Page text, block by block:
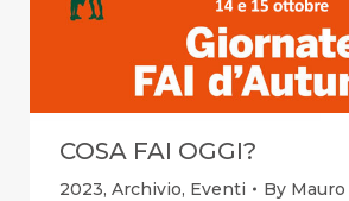
COSA FAI OGGI?
2023, Archivio, Eventi By Mauro